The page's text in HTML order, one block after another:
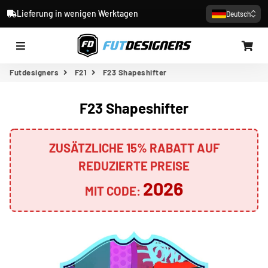
Lieferung in wenigen Werktagen Deutsch
Futdesigners F21 F23 Shapeshifter
F23 Shapeshifter
ZUSÄTZLICHE 15% RABATT AUF
REDUZIERTE PREISE
MIT CODE: 2026